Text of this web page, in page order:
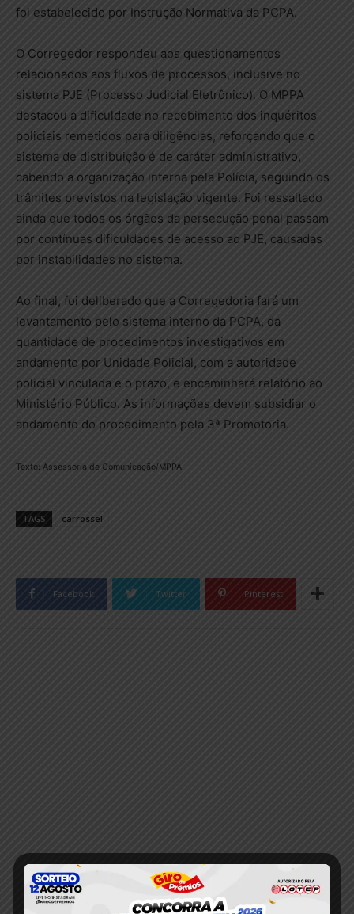
foi estabelecido por Instrução Normativa da PCPA.
O Corregedor respondeu aos questionamentos
relacionados aos fluxos de processos, inclusive no
sistema PJE (Processo Judicial Eletrônico). O MPPA
destacou a dificuldade no recebimento dos inquéritos
policiais remetidos para diligências, reforçando que o
sistema de distribuição é de caráter administrativo,
cabendo a organização interna pela Polícia, seguindo os
trâmites previstos na legislação vigente. Foi ressaltado
ainda que todos os órgãos da persecução penal passam
por contínuas dificuldades de acesso ao PJE, causadas
por instabilidades no sistema.
Ao final, foi deliberado que a Corregedoria fará um
levantamento pelo sistema interno da PCPA, da
quantidade de procedimentos investigativos em
andamento por Unidade Policial, com a autoridade
policial vinculada e o prazo, e encaminhará relatório ao
Ministério Público. As informações devem subsidiar o
andamento do procedimento pela 3ª Promotoria.
Texto: Assessoria de Comunicação/MPPA
TAGS carrossel
Facebook Twitter Pinterest